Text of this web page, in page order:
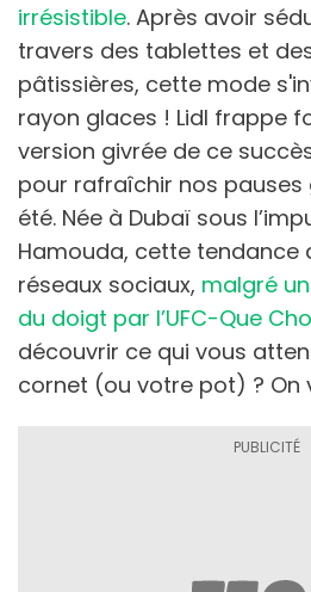
irrésistible. Après avoir
travers des tablettes et
pâtissières, cette mode
rayon glaces ! Lidl frappe
version givrée de ce
pour rafraîchir nos
été. Née à Dubaï sous
Hamouda, cette tendance
réseaux sociaux, malgré
du doigt par l’UFC-Que
découvrir ce qui vous
cornet (ou votre pot) ? On